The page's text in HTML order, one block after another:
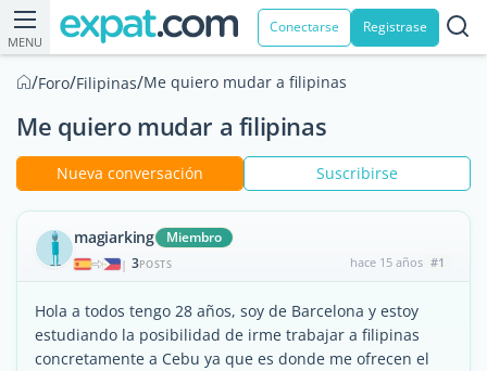
MENU
Conectarse Registrase
/Foro/Filipinas/Me quiero mudar a filipinas
Me quiero mudar a filipinas
Nueva conversación Suscribirse
magiarking Miembro
| 3POSTS hace 15 años #1
Hola a todos tengo 28 años, soy de Barcelona y estoy
estudiando la posibilidad de irme trabajar a filipinas
concretamente a Cebu ya que es donde me ofrecen el